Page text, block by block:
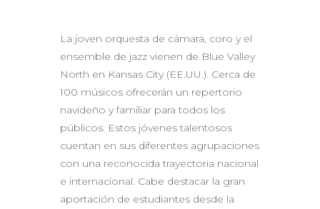
La joven orquesta de cámara, coro y el
ensemble de jazz vienen de Blue Valley
North en Kansas City (EE.UU.). Cerca de
100 músicos ofrecerán un repertorio
navideño y familiar para todos los
públicos. Estos jóvenes talentosos
cuentan en sus diferentes agrupaciones
con una reconocida trayectoria nacional
e internacional. Cabe destacar la gran
aportación de estudiantes desde la